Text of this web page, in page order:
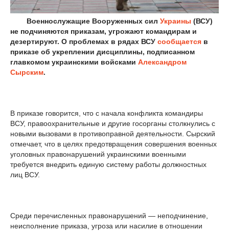
Военнослужащие Вооруженных сил Украины (ВСУ)
не подчиняются приказам, угрожают командирам и
дезертируют. О проблемах в рядах ВСУ сообщается в
приказе об укреплении дисциплины, подписанном
главкомом украинскими войсками Александром
Сырским.
В приказе говорится, что с начала конфликта командиры
ВСУ, правоохранительные и другие госорганы столкнулись с
новыми вызовами в противоправной деятельности. Сырский
отмечает, что в целях предотвращения совершения военных
уголовных правонарушений украинскими военными
требуется внедрить единую систему работы должностных
лиц ВСУ.
Среди перечисленных правонарушений — неподчинение,
неисполнение приказа, угроза или насилие в отношении